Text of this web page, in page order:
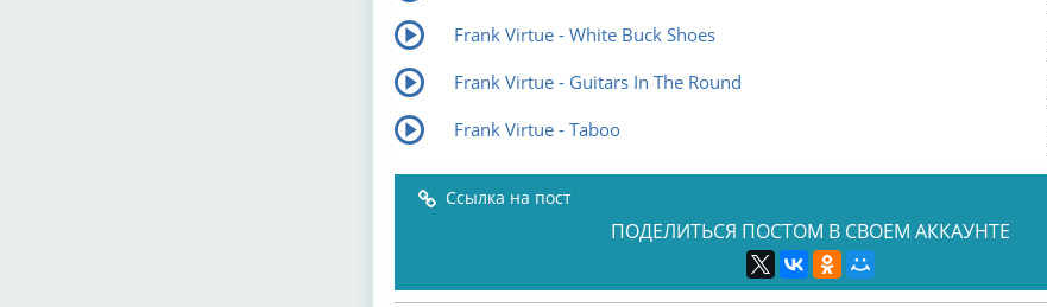
Frank Virtue - White Buck Shoes
Frank Virtue - Guitars In The Round
Frank Virtue - Taboo
Ссылка на пост
ПОДЕЛИТЬСЯ ПОСТОМ В СВОЕМ АККАУНТЕ